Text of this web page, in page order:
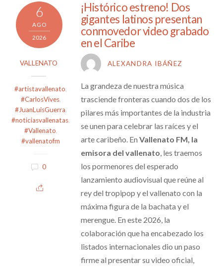
6
AGO
2026
VALLENATO
#artistavallenato,
#CarlosVives,
#JuanLuisGuerra,
#noticiasvallenatas,
#Vallenato,
#vallenatofm
0
¡Histórico estreno! Dos
gigantes latinos presentan
conmovedor video grabado
en el Caribe
ALEXANDRA IBÁÑEZ
La grandeza de nuestra música
trasciende fronteras cuando dos de los
pilares más importantes de la industria
se unen para celebrar las raíces y el
arte caribeño. En Vallenato FM, la
emisora del vallenato, les traemos
los pormenores del esperado
lanzamiento audiovisual que reúne al
rey del tropipop y el vallenato con la
máxima figura de la bachata y el
merengue. En este 2026, la
colaboración que ha encabezado los
listados internacionales dio un paso
firme al presentar su video oficial,